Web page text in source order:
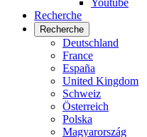
Youtube
Recherche
Recherche
Deutschland
France
España
United Kingdom
Schweiz
Österreich
Polska
Magyarország